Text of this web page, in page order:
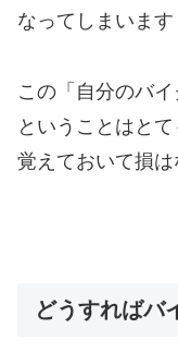
なってしまいます
この「自分のバイ
ということはと
覚えておいて損
どうすればバ